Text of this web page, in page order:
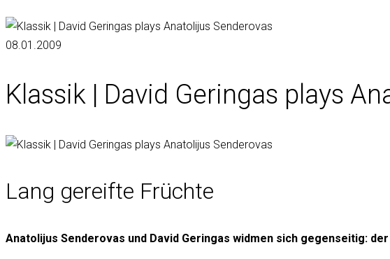
08.01.2009
Klassik | David Geringas plays
Lang gereifte Früchte
Anatolijus Senderovas und David Geringas widmen sich gegenseitig: